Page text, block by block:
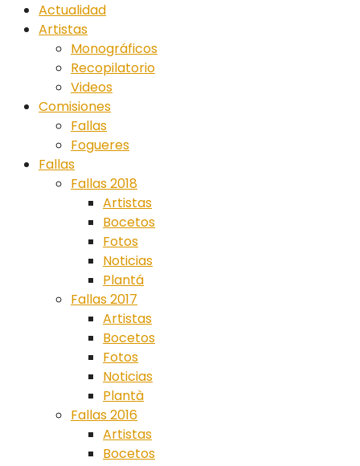
Actualidad
Artistas
Monográficos
Recopilatorio
Videos
Comisiones
Fallas
Fogueres
Fallas
Fallas 2018
Artistas
Bocetos
Fotos
Noticias
Plantá
Fallas 2017
Artistas
Bocetos
Fotos
Noticias
Plantà
Fallas 2016
Artistas
Bocetos